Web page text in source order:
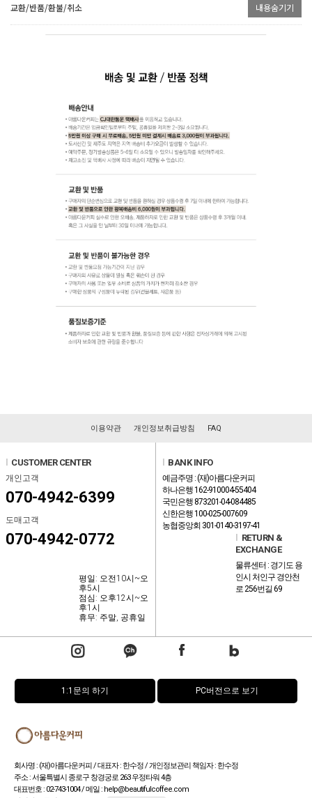
교환/반품/환불/취소 내용숨기기
이용약관 개인정보취급방침 FAQ
l CUSTOMER CENTER
개인고객
070-4942-6399
도매고객
070-4942-0772
평일: 오전10시~오
후5시
점심: 오후12시~오
후1시
휴무: 주말, 공휴일
l BANK INFO
예금주명 : (재)아름다운커피
하나은행 162-910004-55404
국민은행 873201-04-084485
신한은행 100-025-007609
농협중앙회 301-0140-3197-41
l RETURN &
EXCHANGE
물류센터 : 경기도 용
인시 처인구 경안천
로 256번길 69
1:1문의 하기 PC버전으로 보기
회사명 : (재)아름다운커피 / 대표자 : 한수정 / 개인정보관리 책임자 : 한수정
주소 : 서울특별시 종로구 창경궁로 263 우정타워 4층
대표번호 : 02-743-1004 / 메일 : help@beautifulcoffee.com